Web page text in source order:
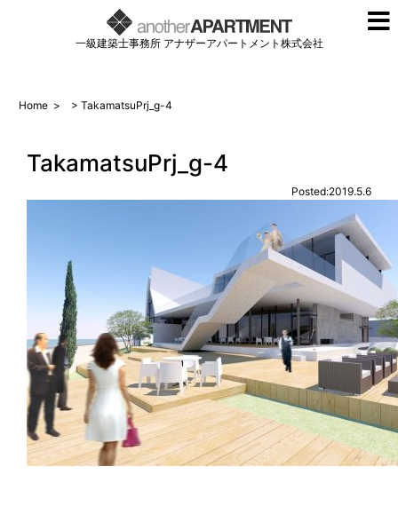
一級建築士事務所 アナザーアパートメント株式会社
Home > > TakamatsuPrj_g-4
TakamatsuPrj_g-4
Posted:2019.5.6